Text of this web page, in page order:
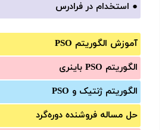
● استخدام در فرادرس
آموزش الگوریتم PSO
الگوریتم PSO باینری
الگوریتم ژنتیک و PSO
حل مساله فروشنده دوره‌گرد